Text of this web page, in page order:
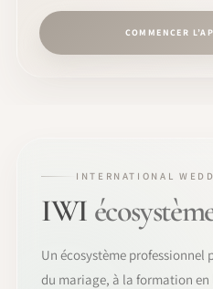
COMMENCER
INTERNATIONAL
IWI
Un écosystème professionnel
du mariage, à la formation